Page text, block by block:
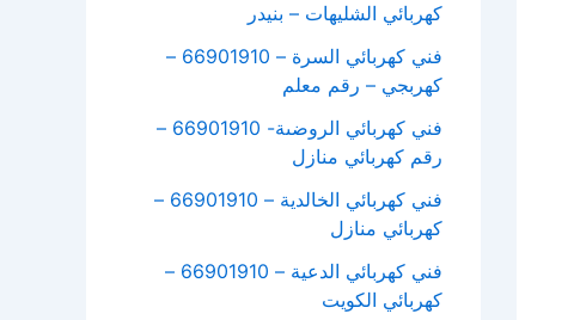
كهربائي الشليهات – بنيدر
فني كهربائي السرة – 66901910 –
كهربجي – رقم معلم
فني كهربائي الروضىة- 66901910 –
رقم كهربائي منازل
فني كهربائي الخالدية – 66901910 –
كهربائي منازل
فني كهربائي الدعية – 66901910 –
كهربائي الكويت